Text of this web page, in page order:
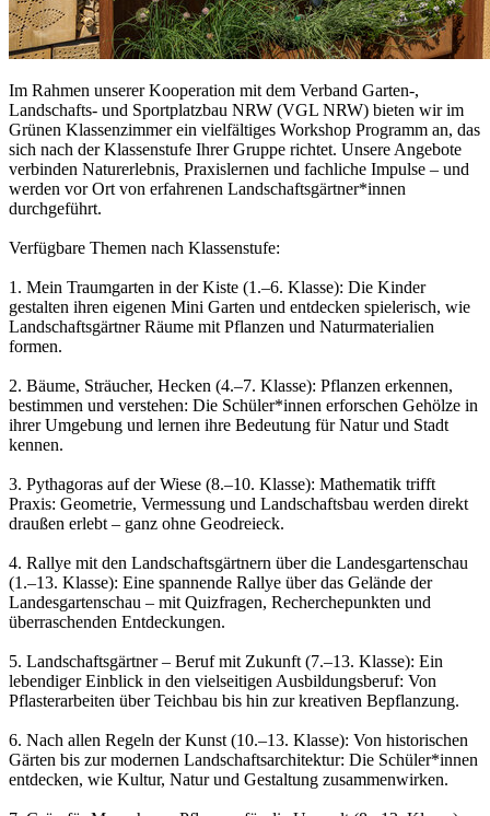
Im Rahmen unserer Kooperation mit dem Verband Garten-,
Landschafts- und Sportplatzbau NRW (VGL NRW) bieten wir im
Grünen Klassenzimmer ein vielfältiges Workshop Programm an, das
sich nach der Klassenstufe Ihrer Gruppe richtet. Unsere Angebote
verbinden Naturerlebnis, Praxislernen und fachliche Impulse – und
werden vor Ort von erfahrenen Landschaftsgärtner*innen
durchgeführt.
Verfügbare Themen nach Klassenstufe:
1. Mein Traumgarten in der Kiste (1.–6. Klasse): Die Kinder
gestalten ihren eigenen Mini Garten und entdecken spielerisch, wie
Landschaftsgärtner Räume mit Pflanzen und Naturmaterialien
formen.
2. Bäume, Sträucher, Hecken (4.–7. Klasse): Pflanzen erkennen,
bestimmen und verstehen: Die Schüler*innen erforschen Gehölze in
ihrer Umgebung und lernen ihre Bedeutung für Natur und Stadt
kennen.
3. Pythagoras auf der Wiese (8.–10. Klasse): Mathematik trifft
Praxis: Geometrie, Vermessung und Landschaftsbau werden direkt
draußen erlebt – ganz ohne Geodreieck.
4. Rallye mit den Landschaftsgärtnern über die Landesgartenschau
(1.–13. Klasse): Eine spannende Rallye über das Gelände der
Landesgartenschau – mit Quizfragen, Recherchepunkten und
überraschenden Entdeckungen.
5. Landschaftsgärtner – Beruf mit Zukunft (7.–13. Klasse): Ein
lebendiger Einblick in den vielseitigen Ausbildungsberuf: Von
Pflasterarbeiten über Teichbau bis hin zur kreativen Bepflanzung.
6. Nach allen Regeln der Kunst (10.–13. Klasse): Von historischen
Gärten bis zur modernen Landschaftsarchitektur: Die Schüler*innen
entdecken, wie Kultur, Natur und Gestaltung zusammenwirken.